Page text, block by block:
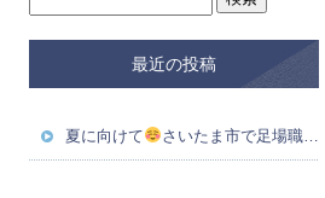
最近の投稿
夏に向けて さいたま市で足場職人を募集してます！